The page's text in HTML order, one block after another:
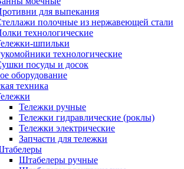
для выпекания
полочные из нержавеющей стали
технологические
шпильки
технологические
посуды и досок
оборудование
техника
Тележки ручные
Тележки гидравлические (роклы)
Тележки электрические
Запчасти для тележки
Штабелеры ручные